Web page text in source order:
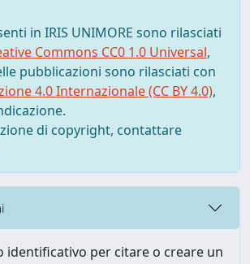
in IRIS UNIMORE sono rilasciati
Commons CC0 1.0 Universal,
pubblicazioni sono rilasciati con
4.0 Internazionale (CC BY 4.0),
di copyright, contattare
identificativo per citare o creare un